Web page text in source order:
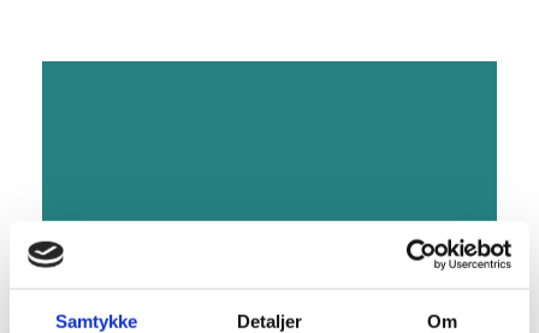
Samtykke Detaljer Om